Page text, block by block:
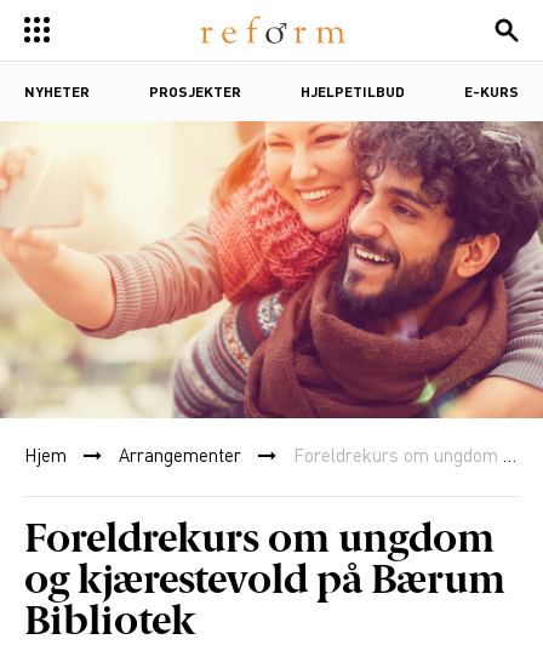
NYHETER PROSJEKTER HJELPETILBUD E-KURS
Hjem Arrangementer Foreldrekurs om ungdom og kjærestevold på Bærum Bibliotek
Foreldrekurs om ungdom
og kjærestevold på Bærum
Bibliotek